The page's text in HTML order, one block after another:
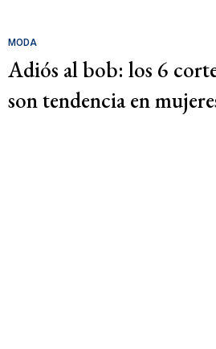
MODA
Adiós al bob: los 6
son tendencia en